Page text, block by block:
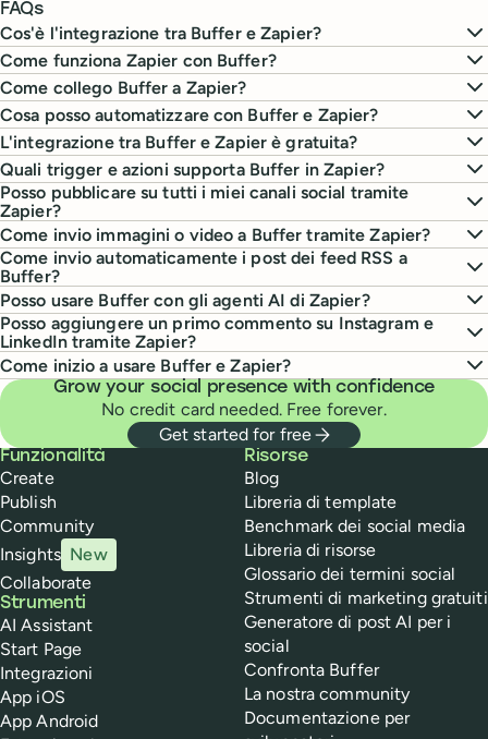
FAQs
Cos'è l'integrazione tra Buffer e Zapier?
Come funziona Zapier con Buffer?
Come collego Buffer a Zapier?
Cosa posso automatizzare con Buffer e Zapier?
L'integrazione tra Buffer e Zapier è gratuita?
Quali trigger e azioni supporta Buffer in Zapier?
Posso pubblicare su tutti i miei canali social tramite
Zapier?
Come invio immagini o video a Buffer tramite Zapier?
Come invio automaticamente i post dei feed RSS a
Buffer?
Posso usare Buffer con gli agenti AI di Zapier?
Posso aggiungere un primo commento su Instagram e
LinkedIn tramite Zapier?
Come inizio a usare Buffer e Zapier?
Grow your social presence with confidence
No credit card needed. Free forever.
Get started for free
Buffer
Funzionalità
Create
Publish
Community
Insights New
Collaborate
Strumenti
AI Assistant
Start Page
Integrazioni
App iOS
App Android
Risorse
Blog
Libreria di template
Benchmark dei social media
Libreria di risorse
Glossario dei termini social
Strumenti di marketing gratuiti
Generatore di post AI per i
social
Confronta Buffer
La nostra community
Documentazione per